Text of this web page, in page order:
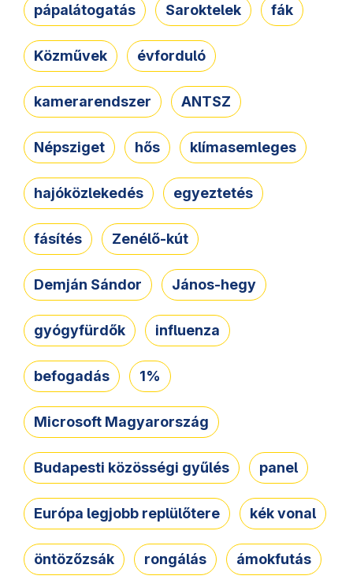
pápalátogatás Saroktelek fák
Közművek évforduló
kamerarendszer ANTSZ
Népsziget hős klímasemleges
hajóközlekedés egyeztetés
fásítés Zenélő-kút
Demján Sándor János-hegy
gyógyfürdők influenza
befogadás 1%
Microsoft Magyarország
Budapesti közösségi gyűlés panel
Európa legjobb replülőtere kék vonal
öntözőzsák rongálás ámokfutás